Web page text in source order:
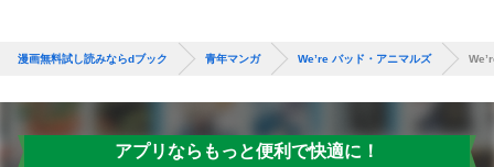
漫画無料試し読みならdブック 青年マンガ We’re バッド・アニマルズ
アプリならもっと便利で快適に！